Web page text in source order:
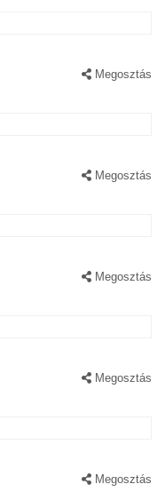
Megosztás
Megosztás
Megosztás
Megosztás
Megosztás